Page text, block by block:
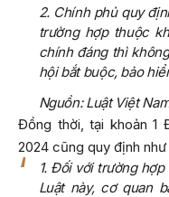
2. Chính phủ quy
trường hợp thuộc
chính đáng thì
hội bắt buộc, bảo
Nguồn: Luật Việt
Đồng thời, tại khoản 1
2024 cũng quy định như
1. Đối với trường
Luật này, cơ quan